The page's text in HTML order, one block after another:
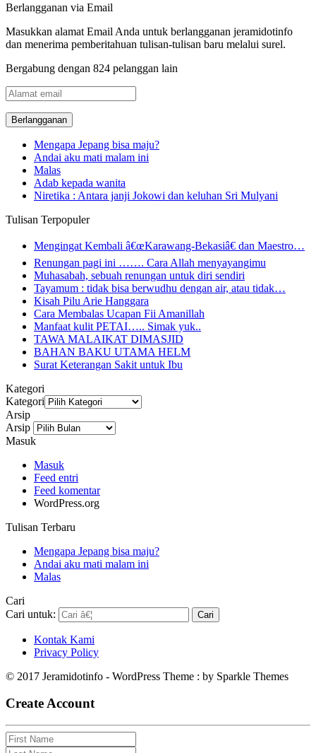
Berlangganan via Email
Masukkan alamat Email Anda untuk berlangganan jeramidotinfo
dan menerima pemberitahuan tulisan-tulisan baru melalui surel.
Bergabung dengan 824 pelanggan lain
Alamat
email
Mengapa Jepang bisa maju?
Andai aku mati malam ini
Malas
Adab kepada wanita
Niretika : Antara janji Jokowi dan keluhan Sri Mulyani
Tulisan Terpopuler
Mengingat Kembali â€œKarawang-Bekasiâ€ dan Maestro…
Renungan pagi ini ……. Cara Allah menyayangimu
Muhasabah, sebuah renungan untuk diri sendiri
Tayamum : tidak bisa berwudhu dengan air, atau tidak…
Kisah Pilu Arie Hanggara
Cara Membalas Ucapan Fii Amanillah
Manfaat kulit PETAI….. Simak yuk..
TAWA MALAIKAT DIMASJID
BAHAN BAKU UTAMA HELM
Surat Keterangan Sakit untuk Ibu
Kategori
Kategori
Arsip
Arsip
Masuk
Masuk
Feed entri
Feed komentar
WordPress.org
Tulisan Terbaru
Mengapa Jepang bisa maju?
Andai aku mati malam ini
Malas
Cari
Cari untuk:
Kontak Kami
Privacy Policy
© 2017 Jeramidotinfo - WordPress Theme : by Sparkle Themes
Create Account